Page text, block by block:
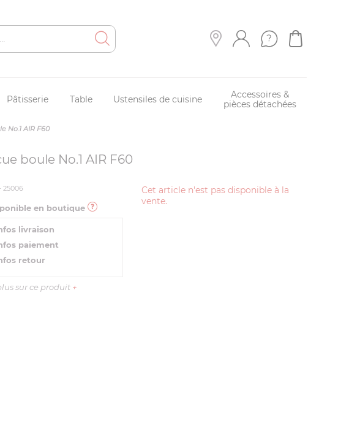
Pâtisserie Table Ustensiles de cuisine
Accessoires &
pièces détachées
No.1 AIR F60
boule No.1 AIR F60
Cet article n'est pas disponible à la
vente.
25006
en boutique
livraison
paiement
retour
sur ce produit +